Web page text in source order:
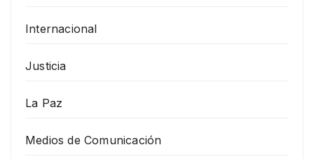
Internacional
Justicia
La Paz
Medios de Comunicación